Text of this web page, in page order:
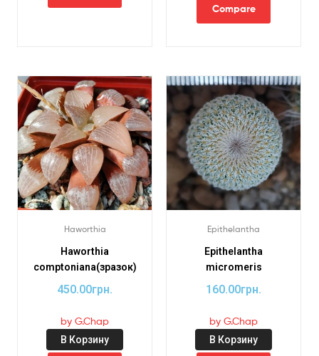
Compare
Haworthia
Haworthia
comptoniana(зразок)
450.00грн.
by G.Chap
В Корзину
Epithelantha
Epithelantha
micromeris
160.00грн.
by G.Chap
В Корзину